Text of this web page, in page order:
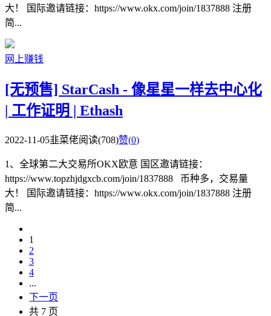
大！ 国际邀请链接：https://www.okx.com/join/1837888 注册
简...
网上赚钱
[无预售] StarCash - 像星星一样去中心化
| 工作证明 | Ethash
2022-11-05韭菜佬阅读(708)赞(0)
1、全球第二大交易所OKX欧意 国区邀请链接：
https://www.topzhjdgxcb.com/join/1837888 币种多，交易量
大！ 国际邀请链接：https://www.okx.com/join/1837888 注册
简...
1
2
3
4
...
下一页
共 7 页